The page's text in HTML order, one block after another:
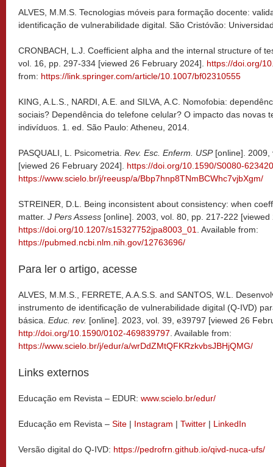
ALVES, M.M.S. Tecnologias móveis para formação docente:
identificação de vulnerabilidade digital. São Cristóvão:
CRONBACH, L.J. Coefficient alpha and the internal structure of
vol. 16, pp. 297-334 [viewed 26 February 2024]. https://doi.org/
from: https://link.springer.com/article/10.1007/bf02310555
KING, A.L.S., NARDI, A.E. and SILVA, A.C. Nomofobia:
sociais? Dependência do telefone celular? O impacto das novas
indivíduos. 1. ed. São Paulo: Atheneu, 2014.
PASQUALI, L. Psicometria. Rev. Esc. Enferm. USP[online]. 2009,
[viewed 26 February 2024]. https://doi.org/10.1590/S0080-
https://www.scielo.br/j/reeusp/a/Bbp7hnp8TNmBCWhc7vjbXgm/
STREINER, D.L. Being inconsistent about consistency: when
matter. J Pers Assess [online]. 2003, vol. 80, pp. 217-222
https://doi.org/10.1207/s15327752jpa8003_01. Available from:
https://pubmed.ncbi.nlm.nih.gov/12763696/
Para ler o artigo, acesse
ALVES, M.M.S., FERRETE, A.A.S.S. and SANTOS, W.L.
instrumento de identificação de vulnerabilidade digital (Q-IVD)
básica. Educ. rev. [online]. 2023, vol. 39, e39797 [viewed 26
http://doi.org/10.1590/0102-469839797. Available from:
https://www.scielo.br/j/edur/a/wrDdZMtQFKRzkvbsJBHjQMG/
Links externos
Educação em Revista – EDUR: www.scielo.br/edur/
Educação em Revista – Site | Instagram | Twitter | LinkedIn
Versão digital do Q-IVD: https://pedrofrn.github.io/qivd-nuca-ufs/